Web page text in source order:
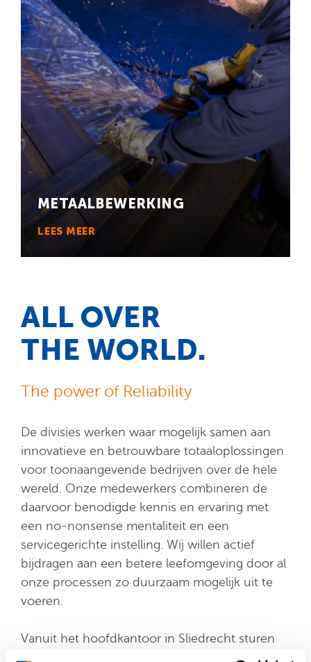
METAAL­BEWERKING
LEES MEER
ALL OVER
THE WORLD.
The power of Reliability
De divisies werken waar mogelijk samen aan
innovatieve en betrouwbare totaaloplossingen
voor toonaangevende bedrijven over de hele
wereld. Onze medewerkers combineren de
daarvoor benodigde kennis en ervaring met
een no-nonsense mentaliteit en een
servicegerichte instelling. Wij willen actief
bijdragen aan een betere leefomgeving door al
onze processen zo duurzaam mogelijk uit te
voeren.
Vanuit het hoofdkantoor in Sliedrecht sturen
we vestigingen aan op verschillende